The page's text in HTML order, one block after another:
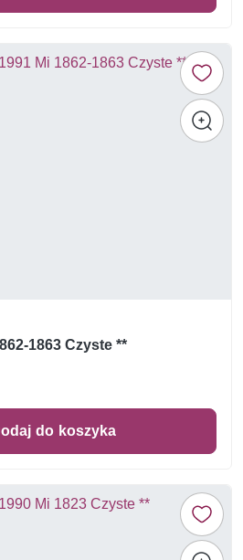
1863 Czyste **
do koszyka